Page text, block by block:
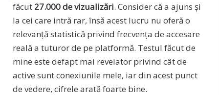
făcut 27.000 de vizualizări. Consider că a ajuns și
la cei care intră rar, însă acest lucru nu oferă o
relevanță statistică privind frecvența de accesare
reală a tuturor de pe platformă. Testul făcut de
mine este defapt mai revelator privind cât de
active sunt conexiunile mele, iar din acest punct
de vedere, cifrele arată foarte bine.